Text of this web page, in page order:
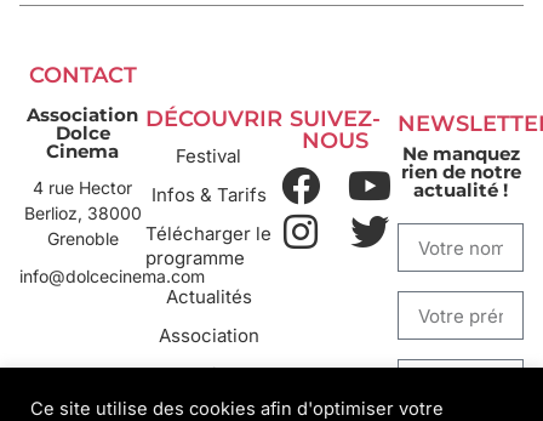
CONTACT
Association
Dolce
Cinema
4 rue Hector
Berlioz, 38000
Grenoble
info@dolcecinema.com
DÉCOUVRIR
Festival
Infos & Tarifs
Télécharger le
programme
Actualités
Association
Archives
SUIVEZ-
NOUS
Ne manquez
rien de notre
actualité !
Ce site utilise des cookies afin d'optimiser votre